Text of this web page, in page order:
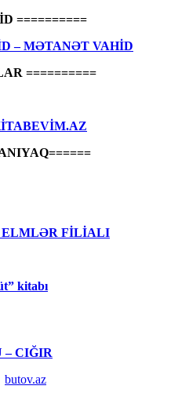
==========
– MƏTANƏT VAHİD
==========
ELMLƏR FİLİALI
kitabı
– CIĞIR
butov.az